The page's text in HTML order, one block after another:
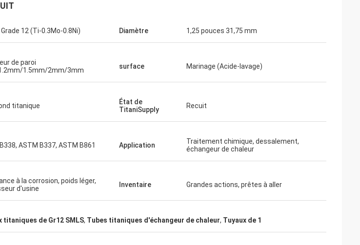
12 (Ti-0.3Mo-0.8Ni) Diamètre 1,25 pouces 31,75 mm
de paroi
1.5mm/2mm/3mm
surface Marinage (Acide-lavage)
titanique
État de
TitaniSupply
Recuit
ASTM B337, ASTM B861 Application
Traitement chimique, dessalement,
échangeur de chaleur
à la corrosion, poids léger,
d'usine
Inventaire Grandes actions, prêtes à aller
titaniques de Gr12 SMLS, Tubes titaniques d'échangeur de chaleur, Tuyaux de 1